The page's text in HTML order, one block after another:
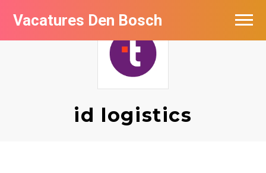
Vacatures Den Bosch
id logistics
Vacatures per bedrijf in Den Bosch
De populairste vacatures in Den Bosch